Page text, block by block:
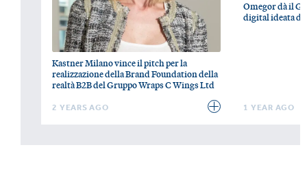
Kastner Milano vince il pitch per la
realizzazione della Brand Foundation della
realtà B2B del Gruppo Wraps C Wings Ltd
2 YEARS AGO
Omegor dà il
digital ideata
1 YEAR AGO